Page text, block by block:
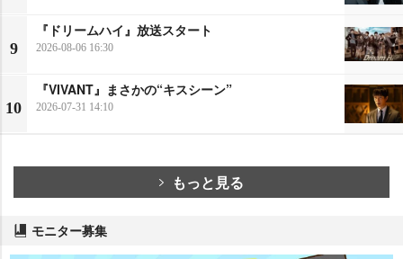
9
『ドリームハイ』放送スタート
2026-08-06 16:30
10
『VIVANT』まさかの“キスシーン”
2026-07-31 14:10
もっと見る
モニター募集